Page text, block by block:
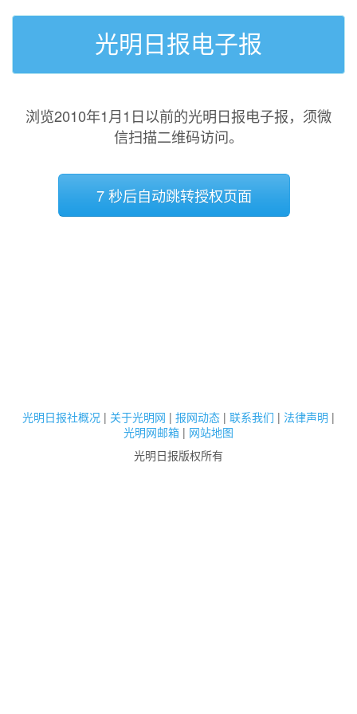
光明日报电子报
浏览2010年1月1日以前的光明日报电子报，须微
信扫描二维码访问。
7 秒后自动跳转授权页面
光明日报社概况 | 关于光明网 | 报网动态 | 联系我们 | 法律声明 |
光明网邮箱 | 网站地图
光明日报版权所有